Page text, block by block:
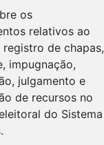
os
relativos ao
de chapas,
impugnação,
julgamento e
de recursos no
do Sistema